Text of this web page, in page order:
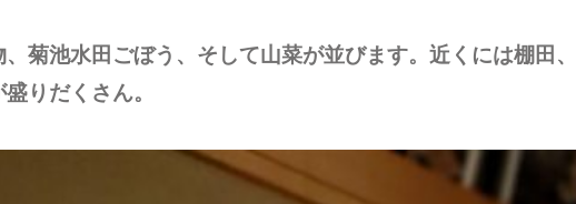
菊池水田ごぼう、そして山菜が並びます。近くには棚田
りだくさん。